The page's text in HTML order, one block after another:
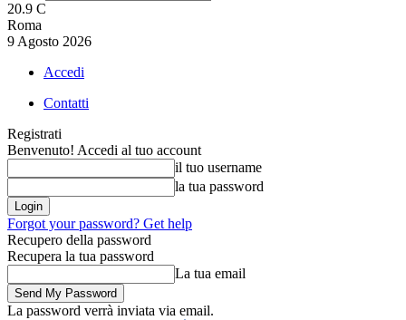
20.9 C
Roma
9 Agosto 2026
Accedi
Contatti
Registrati
Benvenuto! Accedi al tuo account
il tuo username
la tua password
Forgot your password? Get help
Recupero della password
Recupera la tua password
La tua email
La password verrà inviata via email.